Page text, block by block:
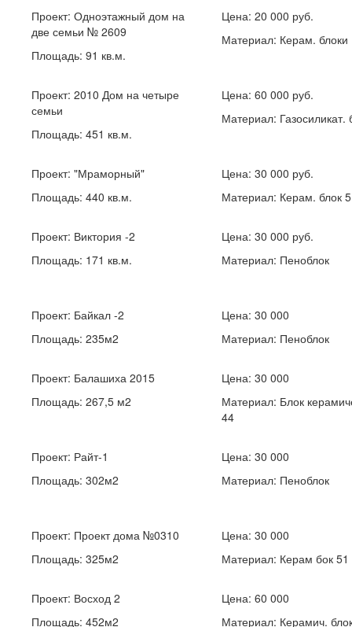
Проект: Одноэтажный дом на
две семьи № 2609
Площадь: 91 кв.м.
Цена: 20 000 руб.
Материал: Керам. блоки
Проект: 2010 Дом на четыре
семьи
Площадь: 451 кв.м.
Цена: 60 000 руб.
Материал: Газосиликат.
Проект: "Мраморный"
Площадь: 440 кв.м.
Цена: 30 000 руб.
Материал: Керам. блок
Проект: Виктория -2
Площадь: 171 кв.м.
Цена: 30 000 руб.
Материал: Пеноблок
Проект: Байкал -2
Площадь: 235м2
Цена: 30 000
Материал: Пеноблок
Проект: Балашиха 2015
Площадь: 267,5 м2
Цена: 30 000
Материал: Блок
44
Проект: Райт-1
Площадь: 302м2
Цена: 30 000
Материал: Пеноблок
Проект: Проект дома №0310
Площадь: 325м2
Цена: 30 000
Материал: Керам бок 51
Проект: Восход 2
Площадь: 452м2
Цена: 60 000
Материал: Керамич.